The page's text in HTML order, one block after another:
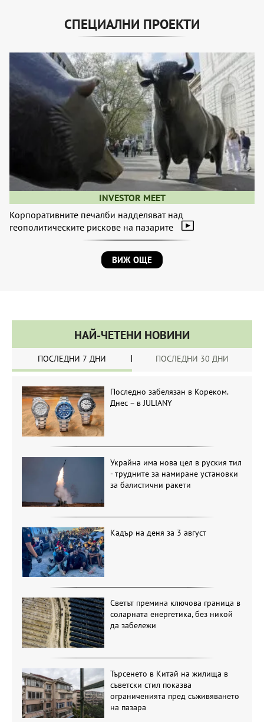
СПЕЦИАЛНИ ПРОЕКТИ
INVESTOR MEET
Корпоративните печалби надделяват над
геополитическите рискове на пазарите
ВИЖ ОЩЕ
НАЙ-ЧЕТЕНИ НОВИНИ
ПОСЛЕДНИ 7 ДНИ ПОСЛЕДНИ 30 ДНИ
Последно забелязан в Кореком.
Днес – в JULIANY
Украйна има нова цел в руския тил
- трудните за намиране установки
за балистични ракети
Кадър на деня за 3 август
Светът премина ключова граница в
соларната енергетика, без никой
да забележи
Търсенето в Китай на жилища в
съветски стил показва
ограниченията пред съживяването
на пазара